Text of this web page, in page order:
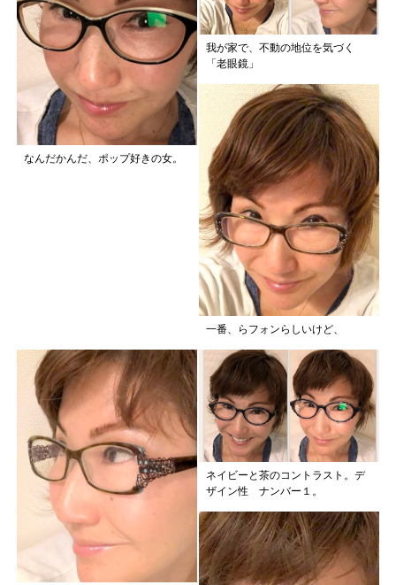
なんだかんだ、ポップ好きの女。
我が家で、不動の地位を気づく
「老眼鏡」
一番、らフォンらしいけど、
ネイビーと茶のコントラスト。デ
ザイン性 ナンバー１。